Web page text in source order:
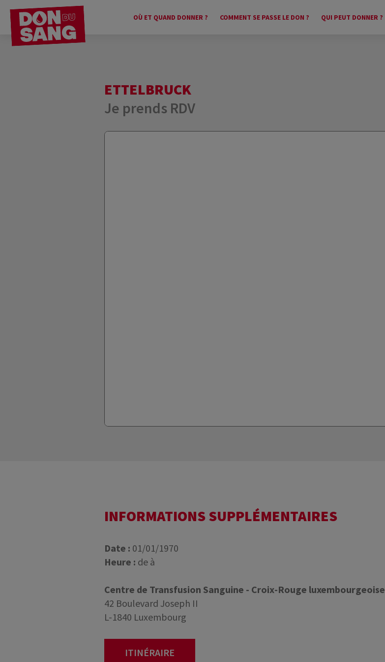
OÙ ET QUAND DONNER ? COMMENT SE PASSE LE DON ? QUI PEUT DONNER ?
ETTELBRUCK
Je prends RDV
INFORMATIONS SUPPLÉMENTAIRES
Date : 01/01/1970
Heure : de à
Centre de Transfusion Sanguine - Croix-Rouge luxembourgeoise
42 Boulevard Joseph II
L-1840 Luxembourg
ITINÉRAIRE